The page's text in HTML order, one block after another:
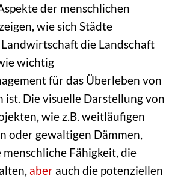
der menschlichen
wie sich Städte
die Landschaft
wichtig
für das Überleben von
ist. Die visuelle Darstellung von
wie z.B. weitläufigen
oder gewaltigen Dämmen,
Fähigkeit, die
aber auch die potenziellen